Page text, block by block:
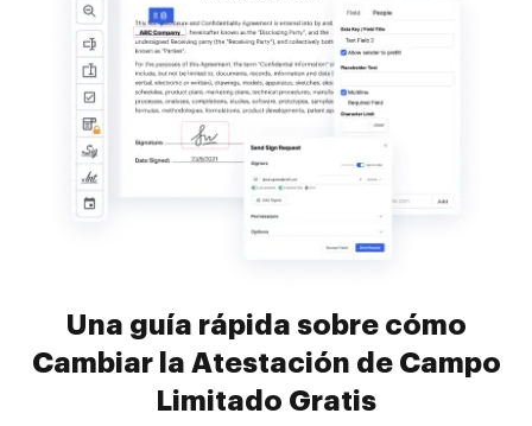
Una guía rápida sobre cómo
Cambiar la Atestación de Campo
Limitado Gratis